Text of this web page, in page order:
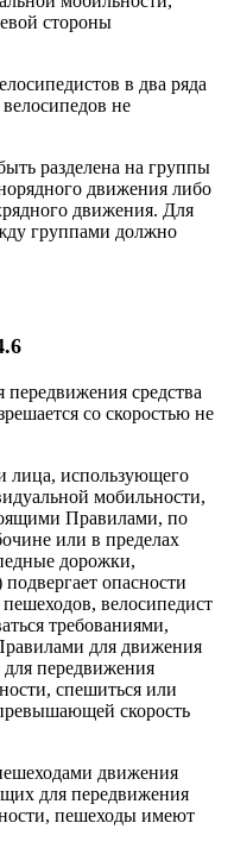
стороны
в два ряда
не
разделена на группы
движения либо
движения. Для
группами должно
средства
со скоростью не
лица, использующего
мобильности,
Правилами, по
или в пределах
дорожки,
опасности
велосипедист
требованиями,
для движения
передвижения
спешиться или
скорость
движения
для передвижения
пешеходы имеют